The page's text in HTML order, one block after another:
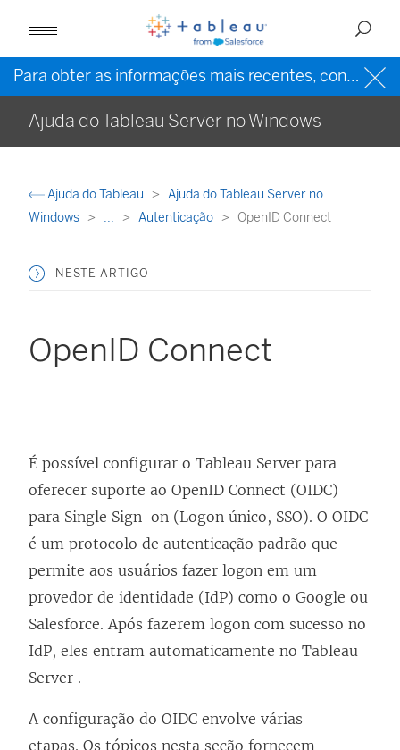
Para obter as informações mais recentes, consulte a
Ajuda do Tableau Server no Windows
Ajuda do Tableau
Ajuda do Tableau Server no
Windows
... Autenticação OpenID Connect
NESTE ARTIGO
OpenID Connect
É possível configurar o Tableau Server para
oferecer suporte ao OpenID Connect (OIDC)
para Single Sign-on (Logon único, SSO). O OIDC
é um protocolo de autenticação padrão que
permite aos usuários fazer logon em um
provedor de identidade (IdP) como o Google ou
Salesforce. Após fazerem logon com sucesso no
IdP, eles entram automaticamente no Tableau
Server .
A configuração do OIDC envolve várias
etapas. Os tópicos nesta seção fornecem